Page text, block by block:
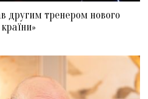
другим тренером нового